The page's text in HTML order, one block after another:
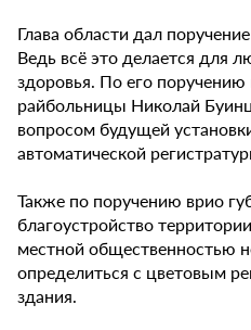
Глава области дал
Ведь всё это делается для
здоровья. По его поручению
райбольницы Николай
вопросом будущей
автоматической
Также по поручению врио
благоустройство
местной общественностью
определиться с цветовым
здания.